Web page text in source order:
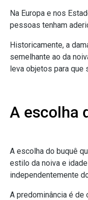
Na Europa e nos
pessoas tenham
Historicamente, a
semelhante ao da
leva objetos para que
A escolha
A escolha do buquê
estilo da noiva e
independentemente
A predominância é de